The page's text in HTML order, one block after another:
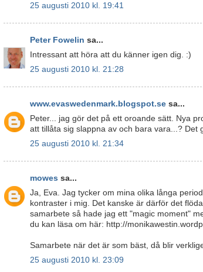
25 augusti 2010 kl. 19:41
Peter Fowelin sa...
Intressant att höra att du känner igen dig. :)
25 augusti 2010 kl. 21:28
www.evaswedenmark.blogspot.se sa...
Peter... jag gör det på ett oroande sätt. Nya
att tillåta sig slappna av och bara vara...? Det
25 augusti 2010 kl. 21:34
mowes sa...
Ja, Eva. Jag tycker om mina olika långa
kontraster i mig. Det kanske är därför det
samarbete så hade jag ett "magic moment"
du kan läsa om här: http://
Samarbete när det är som bäst, då blir
25 augusti 2010 kl. 23:09